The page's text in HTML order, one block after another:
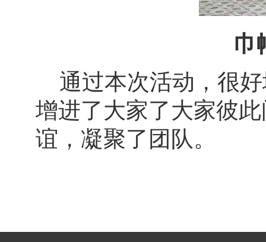
巾
通过本次活动，很好
增进了大家了大家彼
谊，凝聚了团队。